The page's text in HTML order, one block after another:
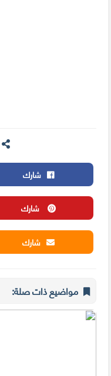
شارك
شارك
شارك
مواضيع ذات صلة: